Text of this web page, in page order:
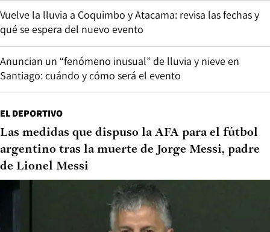
Vuelve la lluvia a Coquimbo y Atacama: revisa las fechas y
qué se espera del nuevo evento
Anuncian un “fenómeno inusual” de lluvia y nieve en
Santiago: cuándo y cómo será el evento
EL DEPORTIVO
Las medidas que dispuso la AFA para el fútbol
argentino tras la muerte de Jorge Messi, padre
de Lionel Messi